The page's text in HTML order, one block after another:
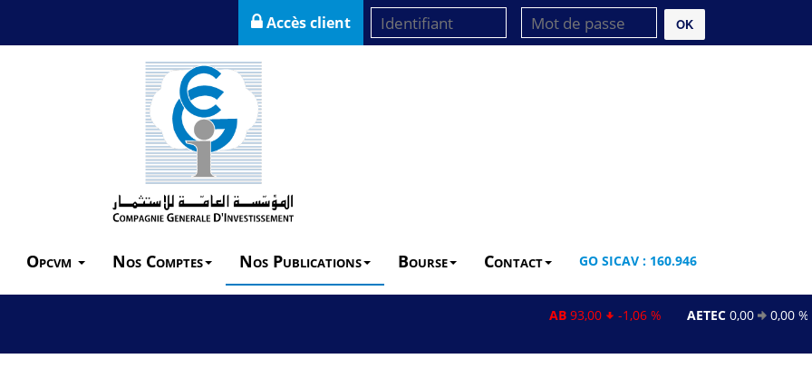
Accès client OK
Opcvm Nos Comptes Nos Publications Bourse Contact GO SICAV : 160.946
93,00 -1,06 % AETEC 0,00 0,00 %